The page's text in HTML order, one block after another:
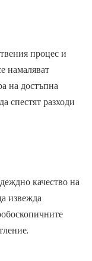
процес и
намаляват
на достъпна
спестят разходи
качество на
извежда